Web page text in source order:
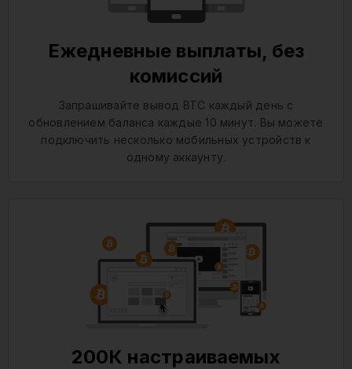
Ежедневные выплаты, без
комиссий
Запрашивайте вывод BTC каждый день с
обновлением баланса каждые 10 минут. Вы можете
подключить несколько мобильных устройств к
одному аккаунту.
200К настраиваемых